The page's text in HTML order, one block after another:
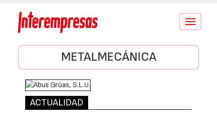
Conmutar
METALMECÁNICA
ACTUALIDAD